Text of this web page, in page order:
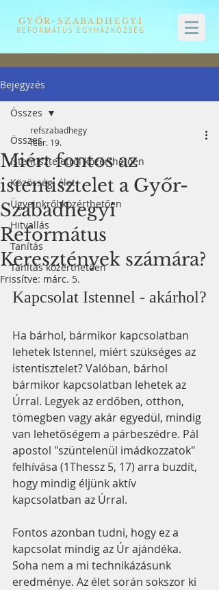
GYŐR-SZABADHEGYI
REFORMÁTUS EGYHÁZKÖZSÉG
Bejegyzés
Összes
Istentiszteletről közérthetően
Közösségi élet
Ügyeinkről közérthetően
Hitvallás
Tanítás
Tanítás közérthetően
Összes
Miért fontos az
istentisztelet a Győr-
Szabadhegyi
Református
Keresztények számára?
refszabadhegy
febr. 19.
Frissítve: márc. 5.
Kapcsolat Istennel - akárhol?
Ha bárhol, bármikor kapcsolatban
lehetek Istennel, miért szükséges az
istentisztelet? Valóban, bárhol
bármikor kapcsolatban lehetek az
Úrral. Legyek az erdőben, otthon,
tömegben vagy akár egyedül, mindig
van lehetőségem a párbeszédre. Pál
apostol "szüntelenül imádkozzatok"
felhívása (1Thessz 5, 17) arra buzdít,
hogy mindig éljünk aktív
kapcsolatban az Úrral.
Fontos azonban tudni, hogy ez a
kapcsolat mindig az Úr ajándéka.
Soha nem a mi technikázásunk
eredménye. Az élet során sokszor ki